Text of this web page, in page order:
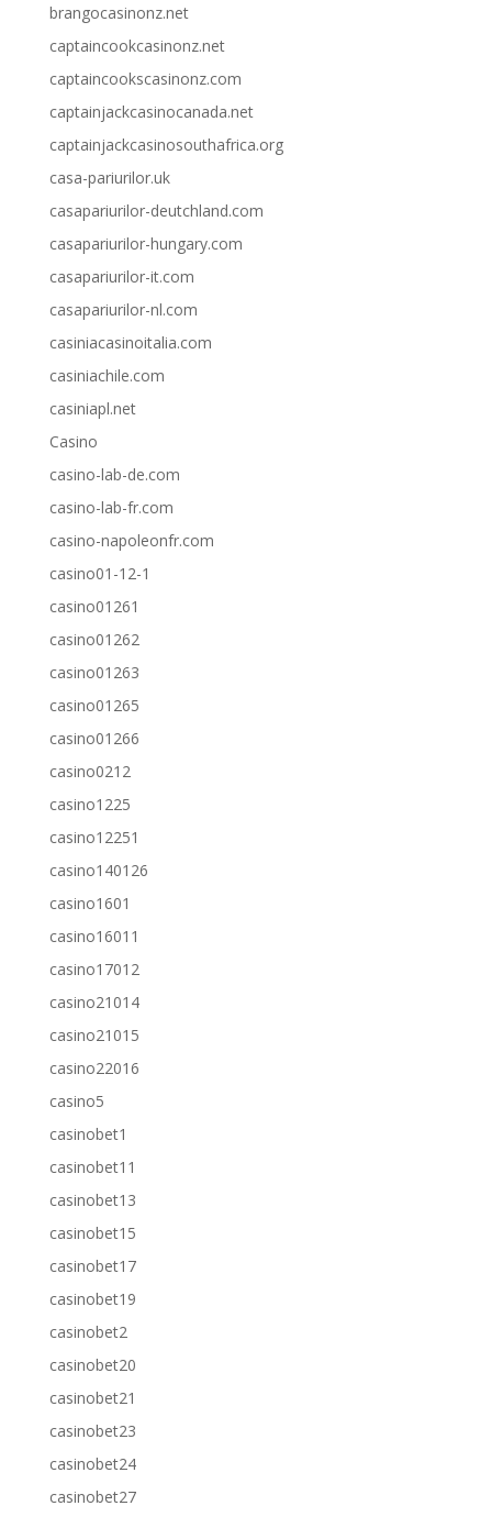
brangocasinonz.net
captaincookcasinonz.net
captaincookscasinonz.com
captainjackcasinocanada.net
captainjackcasinosouthafrica.org
casa-pariurilor.uk
casapariurilor-deutchland.com
casapariurilor-hungary.com
casapariurilor-it.com
casapariurilor-nl.com
casiniacasinoitalia.com
casiniachile.com
casiniapl.net
Casino
casino-lab-de.com
casino-lab-fr.com
casino-napoleonfr.com
casino01-12-1
casino01261
casino01262
casino01263
casino01265
casino01266
casino0212
casino1225
casino12251
casino140126
casino1601
casino16011
casino17012
casino21014
casino21015
casino22016
casino5
casinobet1
casinobet11
casinobet13
casinobet15
casinobet17
casinobet19
casinobet2
casinobet20
casinobet21
casinobet23
casinobet24
casinobet27